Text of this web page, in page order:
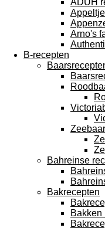
ADUH
Arno's
B-recepten
Bahreinse
Bakrecepten
Bakken